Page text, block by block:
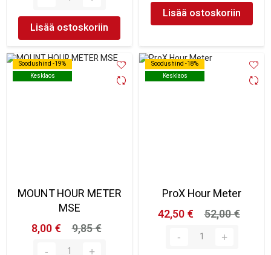
Lisää ostoskoriin
Lisää ostoskoriin
Soodushind -19%
Kesklaos
Soodushind -19%
Kesklaos
MOUNT HOUR METER
MSE
8,00 €
9,85 €
Soodushind -18%
Kesklaos
Soodushind -18%
Kesklaos
ProX Hour Meter
42,50 €
52,00 €